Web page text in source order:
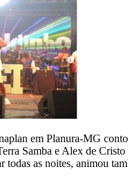
em Planura-MG
Samba e Alex de
todas as noites, animou